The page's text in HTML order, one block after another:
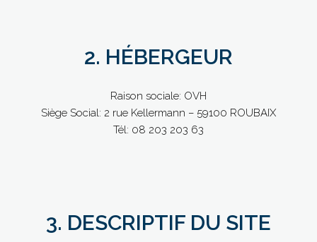
2. HÉBERGEUR
Raison sociale: OVH
Siège Social: 2 rue Kellermann – 59100 ROUBAIX
Tél: 08 203 203 63
3. DESCRIPTIF DU SITE